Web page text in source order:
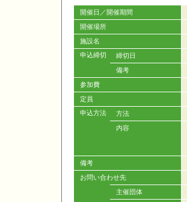
開催日／開催期間
開催場所
施設名
申込締切
締切日
備考
参加費
定員
申込方法
方法
内容
備考
お問い合わせ先
主催団体